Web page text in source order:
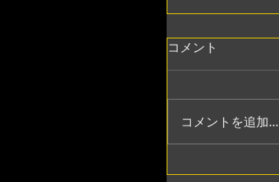
コメント
コメントを追加…